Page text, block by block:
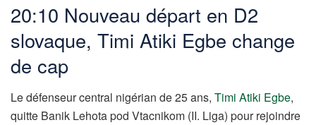
20:10 Nouveau départ en D2
slovaque, Timi Atiki Egbe change
de cap
Le défenseur central nigérian de 25 ans, Timi Atiki Egbe,
quitte Banik Lehota pod Vtacnikom (II. Liga) pour rejoindre